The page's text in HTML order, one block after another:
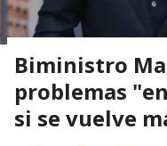
Biministro
problemas
si se vuelve